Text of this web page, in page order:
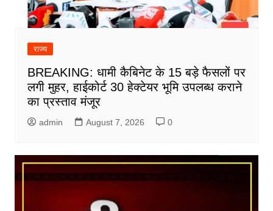
राज्य
BREAKING: धामी कैबिनेट के 15 बड़े फैसलों पर
लगी मुहर, हाईकोर्ट 30 हेक्टेयर भूमि उपलब्ध कराने
का प्रस्ताव मंजूर
admin August 7, 2026 0